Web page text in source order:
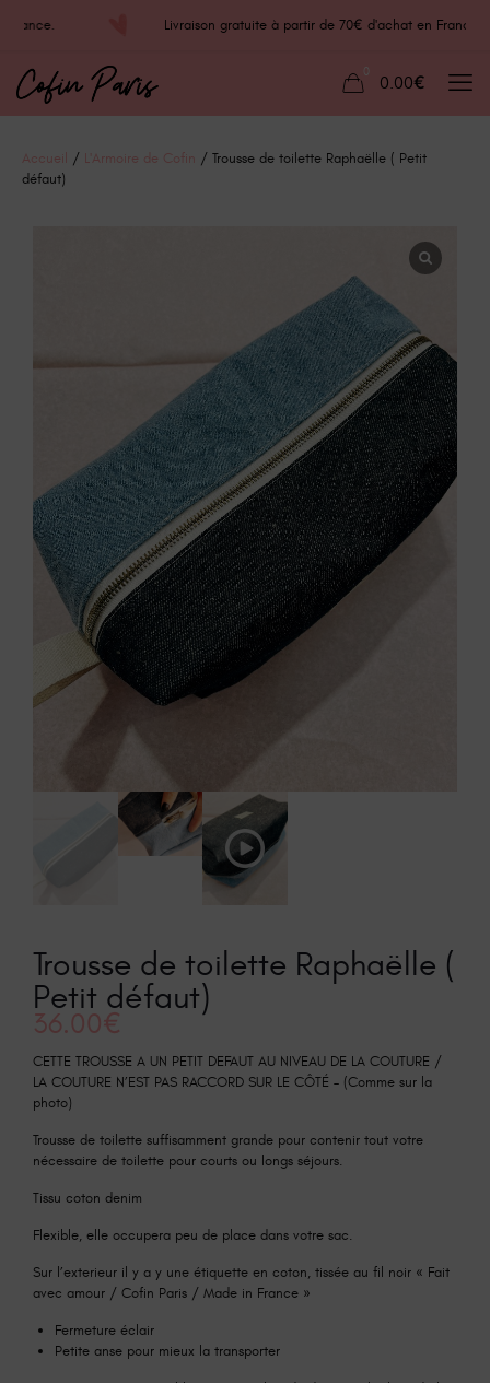
France. Livraison gratuite à partir de 70€ d'achat en
0
0.00€
Accueil / L'Armoire de Cofin / Trousse de toilette Raphaëlle ( Petit
défaut)
Play
Video
Trousse de toilette Raphaëlle (
Petit défaut)
36.00€
CETTE TROUSSE A UN PETIT DEFAUT AU NIVEAU DE LA COUTURE /
LA COUTURE N’EST PAS RACCORD SUR LE CÔTÉ – (Comme sur la
photo)
Trousse de toilette suffisamment grande pour contenir tout votre
nécessaire de toilette pour courts ou longs séjours.
Tissu coton denim
Flexible, elle occupera peu de place dans votre sac.
Sur l’exterieur il y a y une étiquette en coton, tissée au fil noir « Fait
avec amour / Cofin Paris / Made in France »
Fermeture éclair
Petite anse pour mieux la transporter